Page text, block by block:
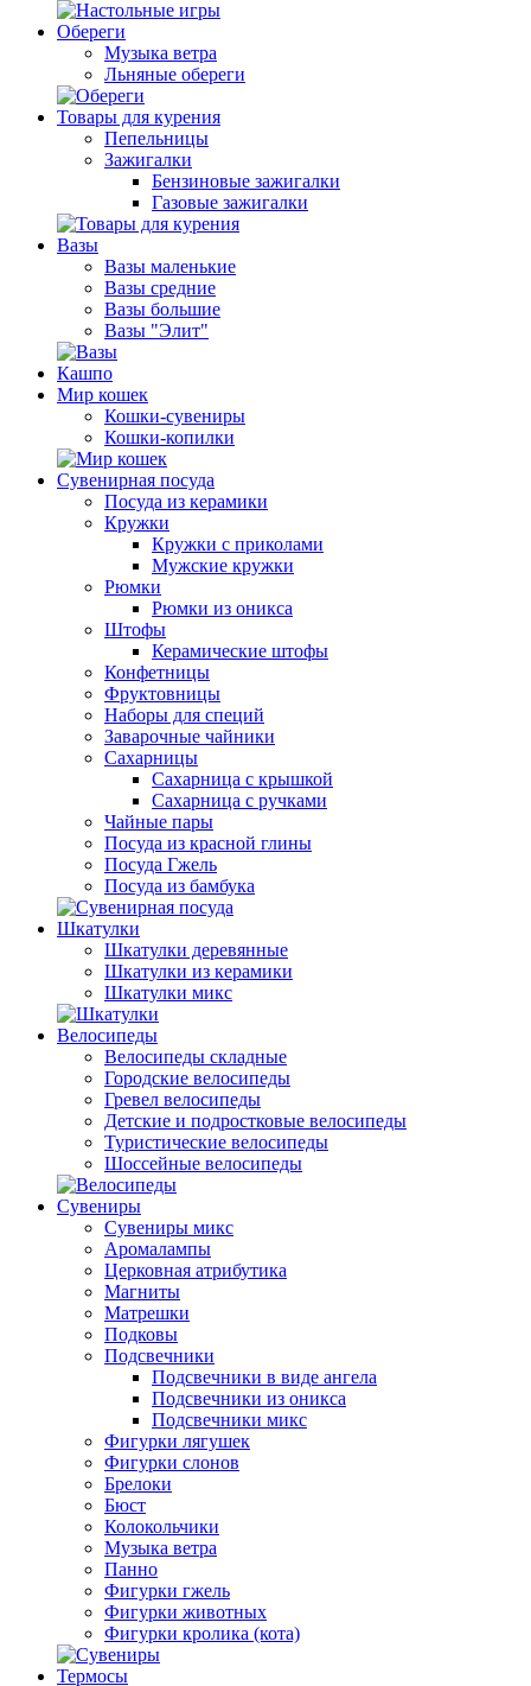
Обереги
Музыка ветра
Льняные обереги
Товары для курения
Пепельницы
Зажигалки
Бензиновые зажигалки
Газовые зажигалки
Вазы
Вазы маленькие
Вазы средние
Вазы большие
Вазы "Элит"
Кашпо
Мир кошек
Кошки-сувениры
Кошки-копилки
Сувенирная посуда
Посуда из керамики
Кружки
Кружки с приколами
Мужские кружки
Рюмки
Рюмки из оникса
Штофы
Керамические штофы
Конфетницы
Фруктовницы
Наборы для специй
Заварочные чайники
Сахарницы
Сахарница с крышкой
Сахарница с ручками
Чайные пары
Посуда из красной глины
Посуда Гжель
Посуда из бамбука
Шкатулки
Шкатулки деревянные
Шкатулки из керамики
Шкатулки микс
Велосипеды
Велосипеды складные
Городские велосипеды
Гревел велосипеды
Детские и подростковые велосипеды
Туристические велосипеды
Шоссейные велосипеды
Сувениры
Сувениры микс
Аромалампы
Церковная атрибутика
Магниты
Матрешки
Подковы
Подсвечники
Подсвечники в виде ангела
Подсвечники из оникса
Подсвечники микс
Фигурки лягушек
Фигурки слонов
Брелоки
Бюст
Колокольчики
Музыка ветра
Панно
Фигурки гжель
Фигурки животных
Фигурки кролика (кота)
Термосы